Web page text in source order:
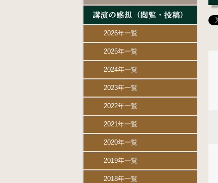
2026年一覧
2025年一覧
2024年一覧
2023年一覧
2022年一覧
2021年一覧
2020年一覧
2019年一覧
2018年一覧